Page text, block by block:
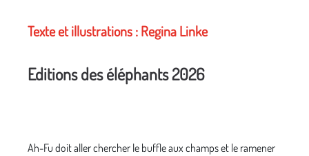
Texte et illustrations : Regina Linke
Editions des éléphants 2026
Ah-Fu doit aller chercher le buffle aux champs et le ramener